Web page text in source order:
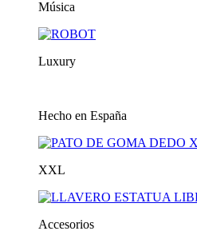
Música
Luxury
Hecho en España
XXL
Accesorios